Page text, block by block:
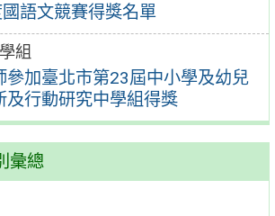
語文競賽得獎名單
組
參加臺北市第23屆中小學及幼兒
及行動研究中學組得獎
彙總